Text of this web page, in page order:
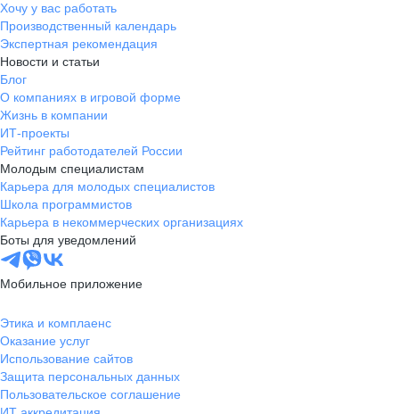
Хочу у вас работать
Производственный календарь
Экспертная рекомендация
Новости и статьи
Блог
О компаниях в игровой форме
Жизнь в компании
ИТ-проекты
Рейтинг работодателей России
Молодым специалистам
Карьера для молодых специалистов
Школа программистов
Карьера в некоммерческих организациях
Боты для уведомлений
Мобильное приложение
Этика и комплаенс
Оказание услуг
Использование сайтов
Защита персональных данных
Пользовательское соглашение